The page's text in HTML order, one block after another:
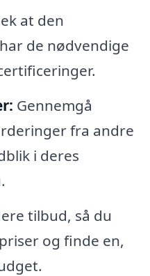
at den
de nødvendige
Gennemgå
fra andre
i deres
tilbud, så du
og finde en,